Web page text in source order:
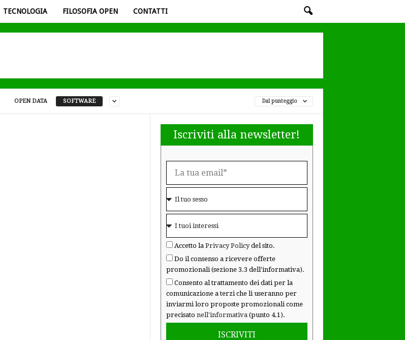
TECNOLOGIA FILOSOFIA OPEN CONTATTI
OPEN DATA SOFTWARE Dal punteggio
Iscriviti alla newsletter!
Accetto la Privacy Policydel sito.
Do il consenso a ricevere offerte
promozionali (sezione 3.3 dell'informativa).
Consento al trattamento dei dati per la
comunicazione a terzi che li useranno per
inviarmi loro proposte promozionali come
precisato nell'informativa(punto 4.1).
ISCRIVITI